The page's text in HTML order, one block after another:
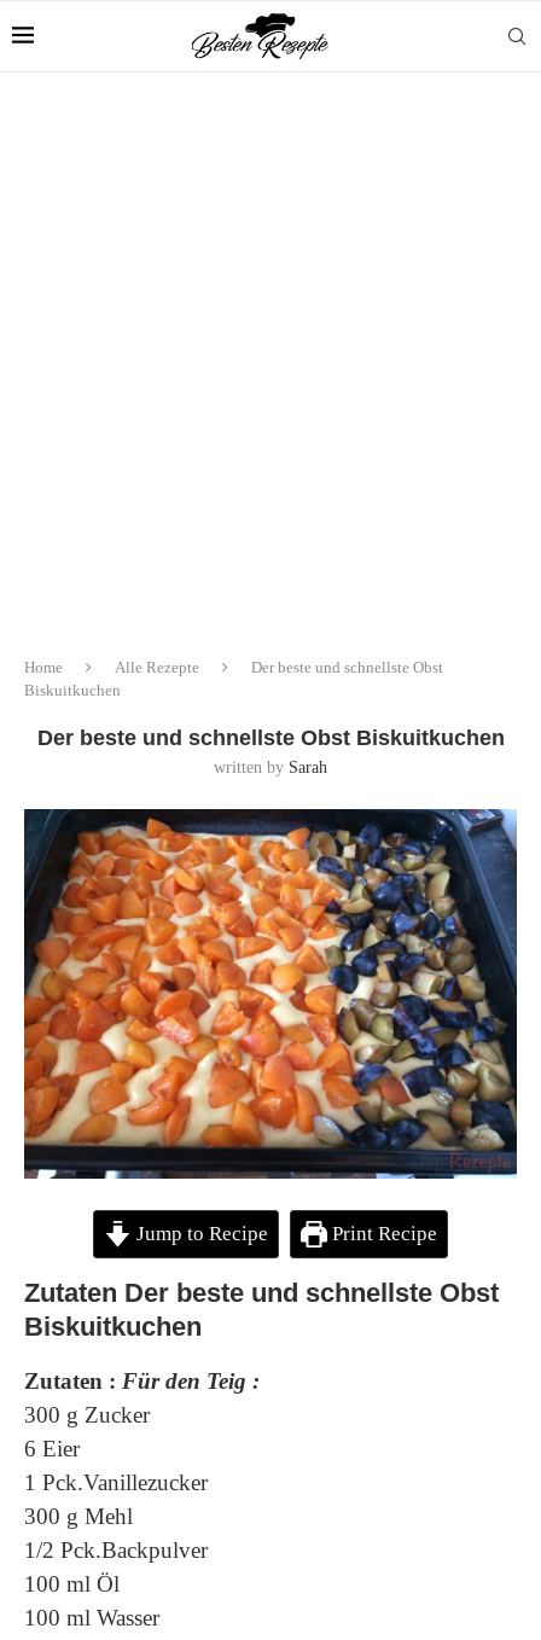
Home Alle Rezepte
Der beste und schnellste Obst
Biskuitkuchen
Der beste und schnellste Obst Biskuitkuchen
written by Sarah
Jump to Recipe Print Recipe
Zutaten Der beste und schnellste Obst
Biskuitkuchen
Zutaten : Für den Teig :
300 g Zucker
6 Eier
1 Pck.Vanillezucker
300 g Mehl
1/2 Pck.Backpulver
100 ml Öl
100 ml Wasser